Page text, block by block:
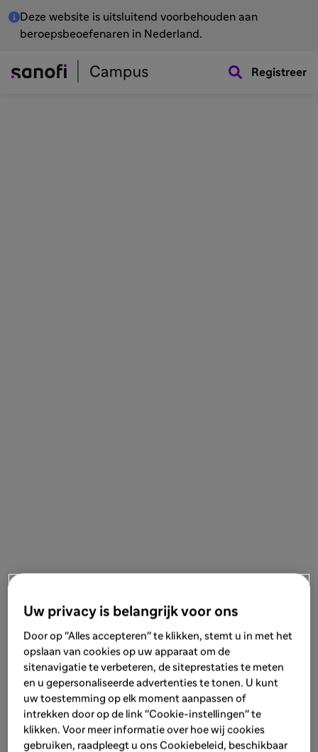
Deze website is uitsluitend voorbehouden aan
beroepsbeoefenaren in Nederland.
Registreer
Uw privacy is belangrijk voor ons
Door op "Alles accepteren" te klikken, stemt u in met het
opslaan van cookies op uw apparaat om de
sitenavigatie te verbeteren, de siteprestaties te meten
en u gepersonaliseerde advertenties te tonen. U kunt
uw toestemming op elk moment aanpassen of
intrekken door op de link "Cookie-instellingen" te
klikken. Voor meer informatie over hoe wij cookies
gebruiken, raadpleegt u ons Cookiebeleid, beschikbaar